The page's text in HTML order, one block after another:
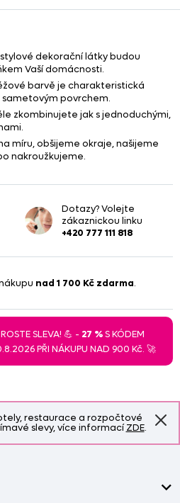
restaurace a rozpočtové
slevy, více informacíZDE.
dekorační látky budou
Vaší domácnosti.
barvě je charakteristická
povrchem.
zkombinujete jak s jednoduchými,
míru, obšijeme okraje, našijeme
nakroužkujeme.
Dotazy? Volejte
zákaznickou linku
+420 777 111 818
nad 1 700 Kč zdarma.
SLEVA! 💪 - 27 %S KÓDEM
PŘI NÁKUPU NAD 900 Kč. 🚀